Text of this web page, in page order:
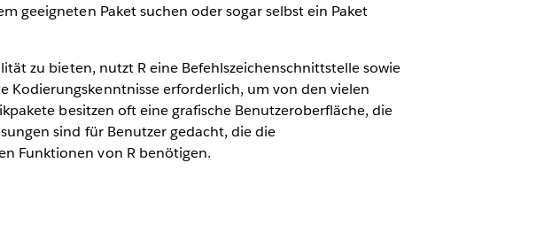
geeigneten Paket suchen oder sogar selbst ein Paket
zu bieten, nutzt R eine Befehlszeichenschnittstelle sowie
Kodierungskenntnisse erforderlich, um von den vielen
besitzen oft eine grafische Benutzeroberfläche, die
sind für Benutzer gedacht, die die
Funktionen von R benötigen.